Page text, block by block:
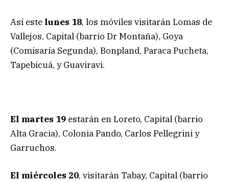
Así este lunes 18, los móviles visitarán Lomas de
Vallejos, Capital (barrio Dr Montaña), Goya
(Comisaría Segunda), Bonpland, Paraca Pucheta,
Tapebicuá, y Guaviravi.
El martes 19 estarán en Loreto, Capital (barrio
Alta Gracia), Colonia Pando, Carlos Pellegrini y
Garruchos.
El miércoles 20, visitarán Tabay, Capital (barrio